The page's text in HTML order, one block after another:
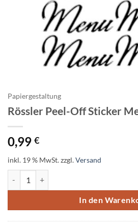
Papiergestaltung
Rössler Peel-Off Sticker
0,99 €
inkl. 19 % MwSt.zzgl.Versand
In den